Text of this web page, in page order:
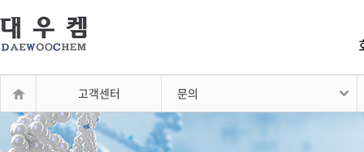
고객센터 문의